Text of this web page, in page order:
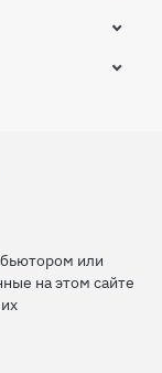
или
на этом сайте